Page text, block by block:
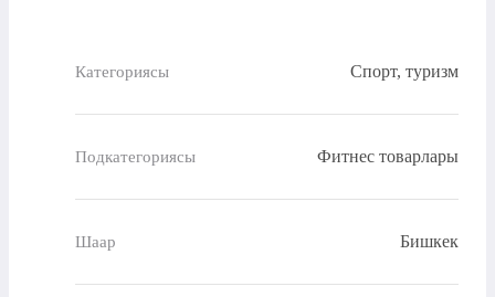
Категориясы Спорт, туризм
Подкатегориясы Фитнес товарлары
Шаар Бишкек